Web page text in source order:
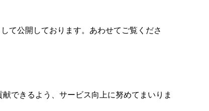
て公開しております。あわせてご覧くださ
できるよう、サービス向上に努めてまいりま